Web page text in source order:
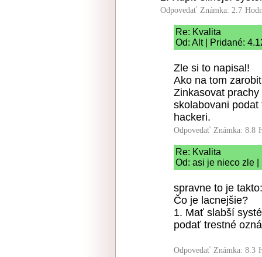
Odpovedať Známka: 2.7
Re: Kvalita
Od: Alt | Pridané:
Zle si to napisal!
Ako na tom
Zinkasovat
skolabovani
hackeri.
Odpovedať Známka: 8.8
Re: Kvalita
Od: asi je nieco zle
spravne to je takto:
Čo je lacnejšie?
1. Mať slabší
podať trestné
Odpovedať Známka: 8.3